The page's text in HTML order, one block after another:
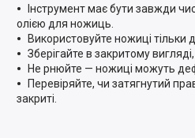
Інструмент має бути завжди
олією для ножиць.
Використовуйте ножиці тільки
Зберігайте в закритому вигляді,
Не рнюйте — ножиці можуть
Перевіряйте, чи затягнутий
закриті.